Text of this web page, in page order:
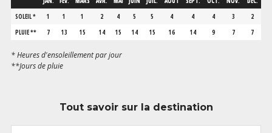
SOLEIL *
1 1 1 2 4 5 5 4 4 4 3
2
PLUIE **
7 13 15 14 15 14 15 16 14 9 7 7
* Heures d'ensoleillement par jour
**Jours de pluie
Tout savoir sur la destination